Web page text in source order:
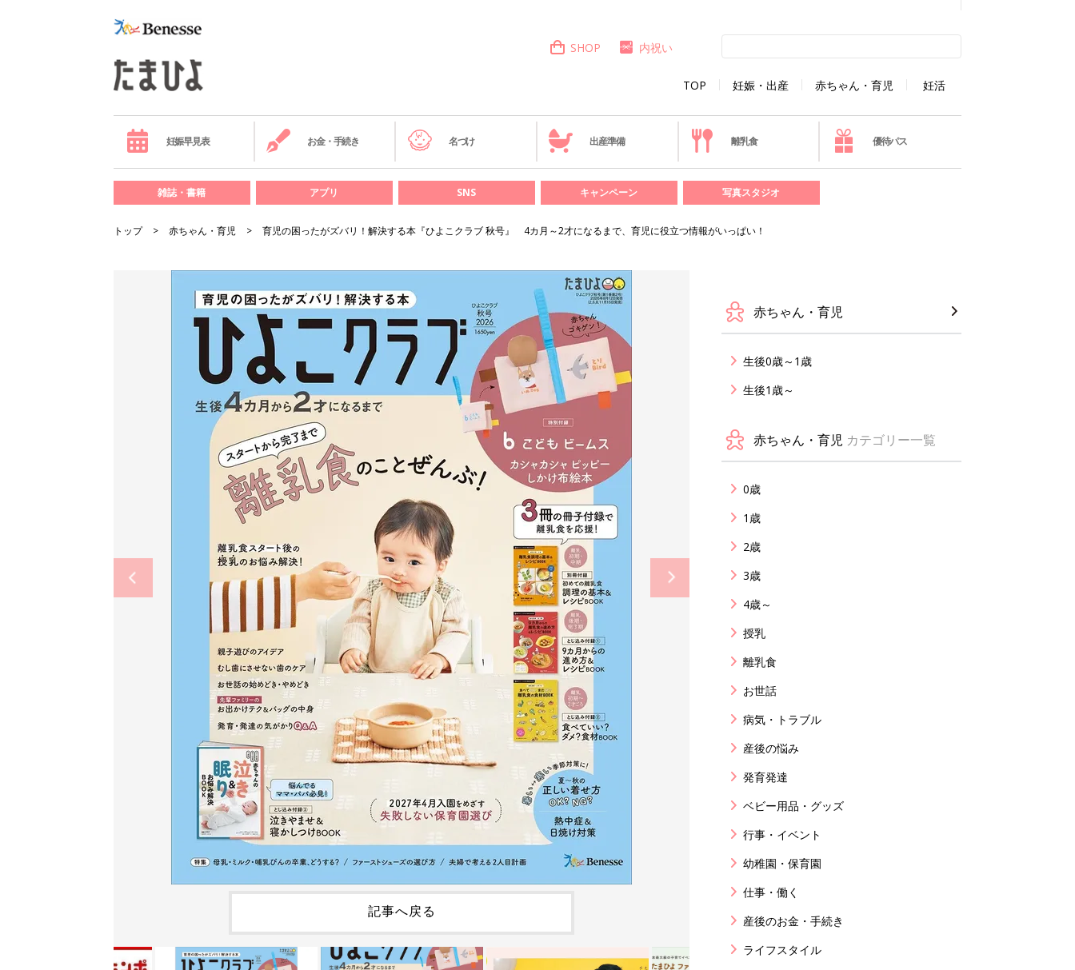
TOP 妊娠・出産 赤ちゃん・育児 妊活
SHOP 内祝い
妊娠早見表 お金・手続き 名づけ 出産準備 離乳食 優待パス
雑誌・書籍 アプリ SNS キャンペーン 写真スタジオ
トップ 赤ちゃん・育児 育児の困ったがズバリ！解決する本『ひよこクラブ 秋号』 4カ月～2才になるまで、育児に役立つ情報がいっぱい！
記事へ戻る
赤ちゃん・育児
生後0歳～1歳
生後1歳～
赤ちゃん・育児 カテゴリー一覧
0歳
1歳
2歳
3歳
4歳～
授乳
離乳食
お世話
病気・トラブル
産後の悩み
発育発達
ベビー用品・グッズ
行事・イベント
幼稚園・保育園
仕事・働く
産後のお金・手続き
ライフスタイル